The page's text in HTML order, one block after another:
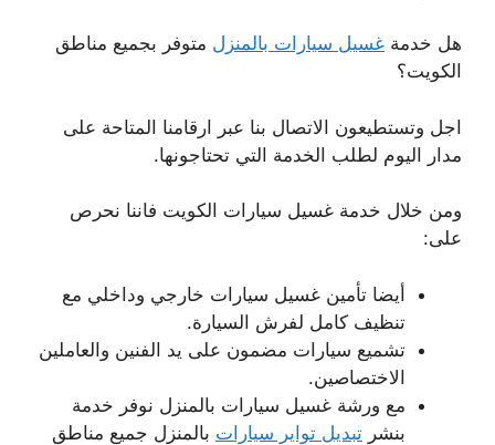
هل خدمة غسيل سيارات بالمنزل متوفر بجميع مناطق
الكويت؟
اجل وتستطيعون الاتصال بنا عبر ارقامنا المتاحة على
مدار اليوم لطلب الخدمة التي تحتاجونها.
ومن خلال خدمة غسيل سيارات الكويت فاننا نحرص
على:
أيضا تأمين غسيل سيارات خارجي وداخلي مع
تنظيف كامل لفرش السيارة.
تشميع سيارات مضمون على يد الفنين والعاملين
الاختصاصين.
مع ورشة غسيل سيارات بالمنزل نوفر خدمة
بنشر تبديل تواير سيارات بالمنزل جميع مناطق